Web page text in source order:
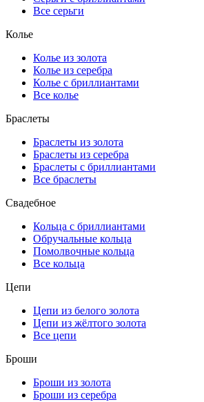
Все серьги
Колье
Колье из золота
Колье из серебра
Колье с бриллиантами
Все колье
Браслеты
Браслеты из золота
Браслеты из серебра
Браслеты с бриллиантами
Все браслеты
Свадебное
Кольца с бриллиантами
Обручальные кольца
Помолвочные кольца
Все кольца
Цепи
Цепи из белого золота
Цепи из жёлтого золота
Все цепи
Броши
Броши из золота
Броши из серебра